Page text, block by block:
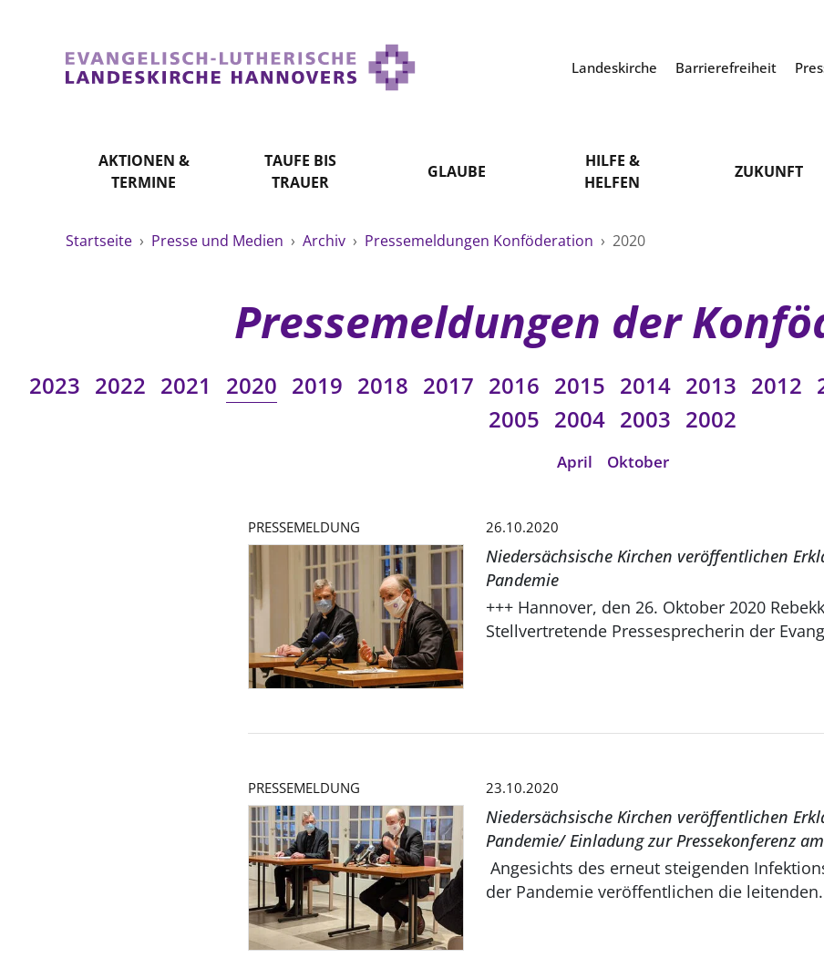
Landeskirche Barrierefreiheit
AKTIONEN &
TERMINE
TAUFE BIS
TRAUER
GLAUBE
HILFE &
HELFEN
ZUKUNFT
Startseite › Presse und Medien › Archiv › Pressemeldungen Konföderation › 2020
Pressemeldungen der
2023 2022 2021 2020 2019 2018 2017 2016 2015 2014 2013 2012
2005 2004 2003 2002
April Oktober
PRESSEMELDUNG 26.10.2020
Niedersächsische Kirchen veröffentlichen
Pandemie
+++ Hannover, den 26. Oktober 2020 Rebekka Neander,
Stellvertretende Pressesprecherin der
PRESSEMELDUNG 23.10.2020
Niedersächsische Kirchen veröffentlichen
Pandemie/ Einladung zur Pressekonferenz
Angesichts des erneut steigenden
der Pandemie veröffentlichen die